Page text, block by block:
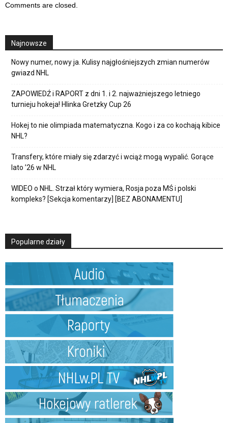
Comments are closed.
Najnowsze
Nowy numer, nowy ja. Kulisy najgłośniejszych zmian numerów
gwiazd NHL
ZAPOWIEDŹ i RAPORT z dni 1. i 2. najważniejszego letniego
turnieju hokeja! Hlinka Gretzky Cup 26
Hokej to nie olimpiada matematyczna. Kogo i za co kochają kibice
NHL?
Transfery, które miały się zdarzyć i wciąż mogą wypalić. Gorące
lato ’26 w NHL
WIDEO o NHL. Strzał który wymiera, Rosja poza MŚ i polski
kompleks? [Sekcja komentarzy] [BEZ ABONAMENTU]
Popularne działy